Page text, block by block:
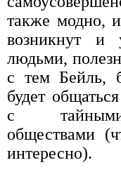
также модно,
возникнут и
людьми,
с тем Бейль,
будет
с тайными
обществами
интересно).